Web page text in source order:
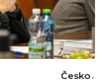
Česko